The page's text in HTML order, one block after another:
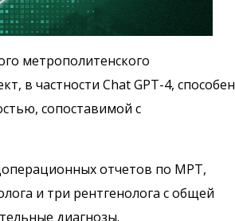
метрополитенского
в частности Chat GPT-4, способен
сопоставимой с
отчетов по МРТ,
и три рентгенолога с общей
диагнозы.